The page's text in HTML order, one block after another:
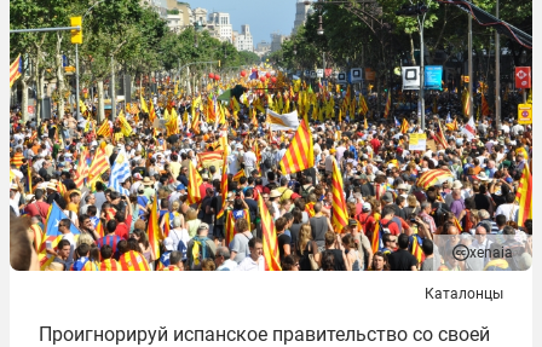
xenaia
Каталонцы
Проигнорируй испанское правительство со своей